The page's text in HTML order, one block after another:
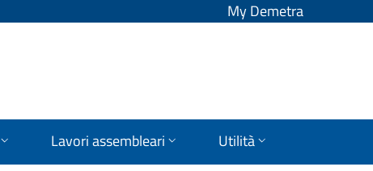
My Demetra
Lavori assembleari Utilità